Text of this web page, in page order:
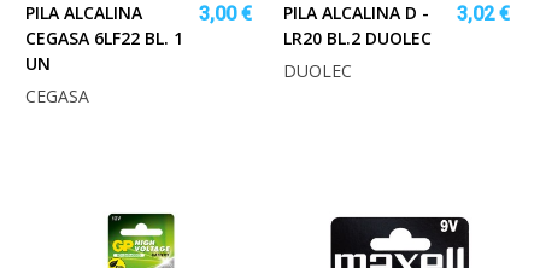
PILA ALCALINA
CEGASA 6LF22 BL. 1
UN
3,00 €
CEGASA
PILA ALCALINA D -
LR20 BL.2 DUOLEC
3,02 €
DUOLEC